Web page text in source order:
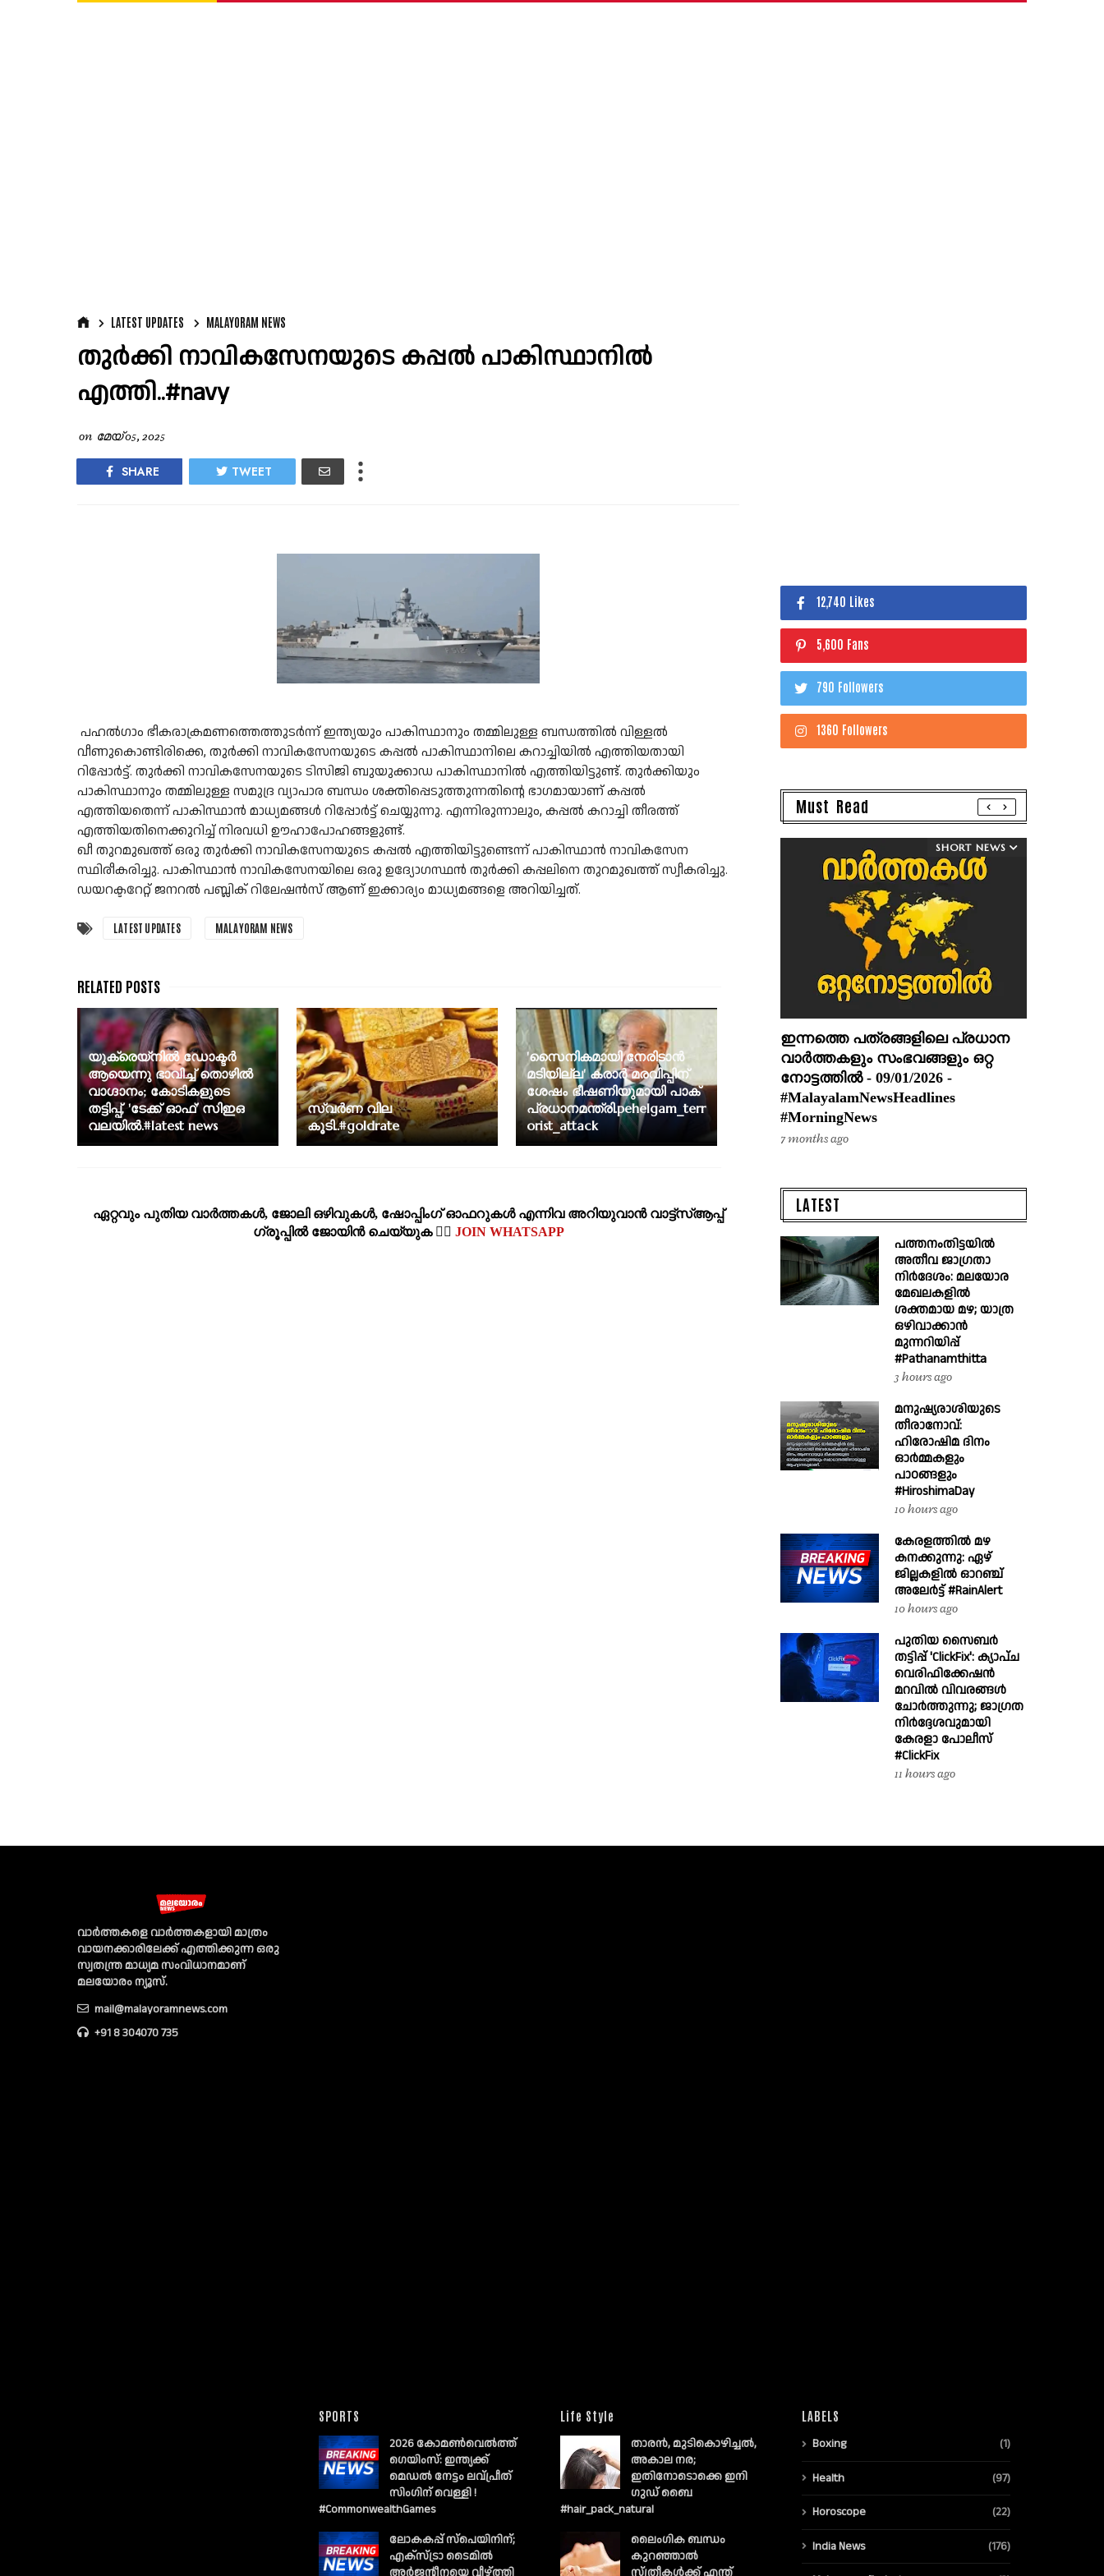
LATEST UPDATES MALAYORAM NEWS
തുർക്കി നാവികസേനയുടെ കപ്പൽ പാകിസ്ഥാനിൽ
എത്തി..#navy
on മേയ് 05, 2025
SHARE TWEET
പഹൽഗാം ഭീകരാക്രമണത്തെത്തുടർന്ന് ഇന്ത്യയും പാകിസ്ഥാനും തമ്മിലുള്ള ബന്ധത്തിൽ വിള്ളൽ
വീണുകൊണ്ടിരിക്കെ, തുർക്കി നാവികസേനയുടെ കപ്പൽ പാകിസ്ഥാനിലെ കറാച്ചിയിൽ എത്തിയതായി
റിപ്പോർട്ട്. തുർക്കി നാവികസേനയുടെ ടിസിജി ബുയുക്കാഡ പാകിസ്ഥാനിൽ എത്തിയിട്ടുണ്ട്. തുർക്കിയും
പാകിസ്ഥാനും തമ്മിലുള്ള സമുദ്ര വ്യാപാര ബന്ധം ശക്തിപ്പെടുത്തുന്നതിന്റെ ഭാഗമായാണ് കപ്പൽ
എത്തിയതെന്ന് പാകിസ്ഥാൻ മാധ്യമങ്ങൾ റിപ്പോർട്ട് ചെയ്യുന്നു. എന്നിരുന്നാലും, കപ്പൽ കറാച്ചി തീരത്ത്
എത്തിയതിനെക്കുറിച്ച് നിരവധി ഊഹാപോഹങ്ങളുണ്ട്.
ഖീ തുറമുഖത്ത് ഒരു തുർക്കി നാവികസേനയുടെ കപ്പൽ എത്തിയിട്ടുണ്ടെന്ന് പാകിസ്ഥാൻ നാവികസേന
സ്ഥിരീകരിച്ചു. പാകിസ്ഥാൻ നാവികസേനയിലെ ഒരു ഉദ്യോഗസ്ഥൻ തുർക്കി കപ്പലിനെ തുറമുഖത്ത് സ്വീകരിച്ചു.
ഡയറക്ടറേറ്റ് ജനറൽ പബ്ലിക് റിലേഷൻസ് ആണ് ഇക്കാര്യം മാധ്യമങ്ങളെ അറിയിച്ചത്.
LATEST UPDATES MALAYORAM NEWS
യുക്രെയ്‌നിൽ ഡോക്ടർ
ആയെന്നു ഭാവിച്ച് തൊഴിൽ
വാഗ്ദാനം; കോടികളുടെ
തട്ടിപ്പ്, 'ടേക്ക് ഓഫ്' സിഇഒ
വലയിൽ.#latest news
സ്വർണ വില
കൂടി..#goldrate
'സൈനികമായി നേരിടാന്‍
മടിയില്ല' കരാര്‍ മരവിപ്പിന്
ശേഷം ഭീഷണിയുമായി പാക്‌
പ്രധാനമന്ത്രി.pehelgam_terr
orist_attack
ഏറ്റവും പുതിയ വാര്‍ത്തകള്‍, ജോലി ഒഴിവുകള്‍, ഷോപ്പിംഗ്‌ ഓഫറുകള്‍ എന്നിവ അറിയുവാന്‍ വാട്ട്സ്ആപ്പ്
ഗ്രൂപ്പില്‍ ജോയിന്‍ ചെയ്യുക 👉🏽 JOIN WHATSAPP
12,740 Likes
5,600 Fans
790 Followers
1360 Followers
Must Read
SHORT NEWS
ഇന്നത്തെ പത്രങ്ങളിലെ പ്രധാന
വാർത്തകളും സംഭവങ്ങളും ഒറ്റ
നോട്ടത്തിൽ - 09/01/2026 -
#MalayalamNewsHeadlines
#MorningNews
7 months ago
LATEST
പത്തനംതിട്ടയിൽ
അതീവ ജാഗ്രതാ
നിർദേശം: മലയോര
മേഖലകളിൽ
ശക്തമായ മഴ; യാത്ര
ഒഴിവാക്കാൻ
മുന്നറിയിപ്പ്
#Pathanamthitta
3 hours ago
മനുഷ്യരാശിയുടെ
തീരാനോവ്:
ഹിരോഷിമ ദിനം
ഓർമ്മകളും
പാഠങ്ങളും
#HiroshimaDay
10 hours ago
കേരളത്തിൽ മഴ
കനക്കുന്നു: ഏഴ്
ജില്ലകളിൽ ഓറഞ്ച്
അലേർട്ട് #RainAlert
10 hours ago
പുതിയ സൈബർ
തട്ടിപ്പ് 'ClickFix': ക്യാപ്ച
വെരിഫിക്കേഷൻ
മറവിൽ വിവരങ്ങൾ
ചോർത്തുന്നു; ജാഗ്രത
നിർദ്ദേശവുമായി
കേരളാ പോലീസ്
#ClickFix
11 hours ago
വാര്‍ത്തകളെ വാര്‍ത്തകളായി മാത്രം
വായനക്കാരിലേക്ക് എത്തിക്കുന്ന ഒരു
സ്വതന്ത്ര മാധ്യമ സംവിധാനമാണ്
മലയോരം ന്യൂസ്‌.
mail@malayoramnews.com
+91 8 304070 735
SPORTS
2026 കോമൺവെൽത്ത്
ഗെയിംസ്: ഇന്ത്യക്ക്
മെഡൽ നേട്ടം ലവ്പ്രീത്
സിംഗിന് വെള്ളി !
#CommonwealthGames
ലോകകപ്പ് സ്പെയിനിന്;
എക്സ്ട്രാ ടൈമിൽ
അർജന്റീനയെ വീഴ്ത്തി
Life Style
താരൻ, മുടികൊഴിച്ചൽ,
അകാല നര;
ഇതിനോടൊക്കെ ഇനി
ഗുഡ് ബൈ
#hair_pack_natural
ലൈംഗിക ബന്ധം
കുറഞ്ഞാല്‍
സ്ത്രീകള്‍ക്ക് എന്ത്
LABELS
Boxing (1)
Health (97)
Horoscope (22)
India News (176)